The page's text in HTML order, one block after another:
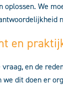
We
en
en de
we dit doen er